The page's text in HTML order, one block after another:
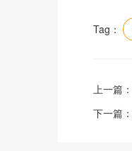
Tag：
上一篇：
下一篇：